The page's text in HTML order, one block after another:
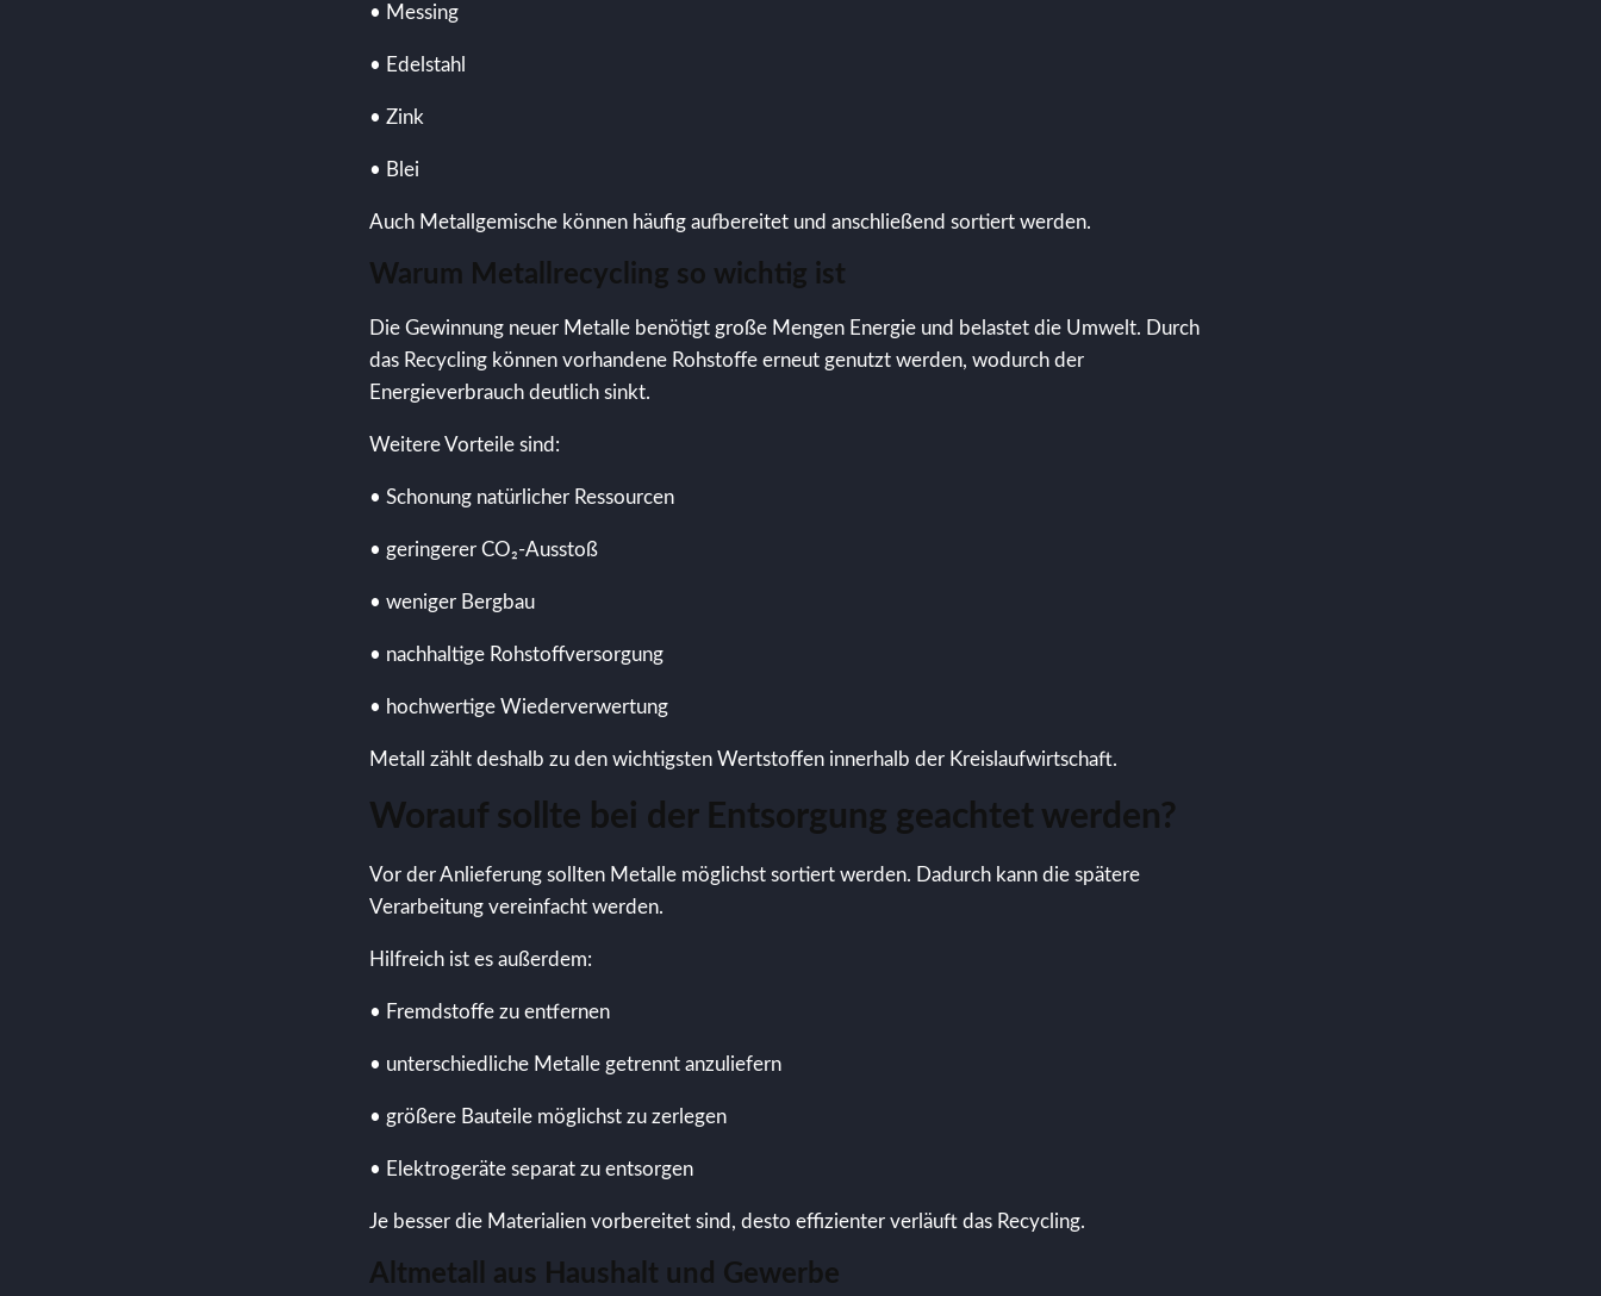
• Messing
• Edelstahl
• Zink
• Blei
Auch Metallgemische können häufig aufbereitet und anschließend sortiert werden.
Warum Metallrecycling so wichtig ist
Die Gewinnung neuer Metalle benötigt große Mengen Energie und belastet die Umwelt. Durch
das Recycling können vorhandene Rohstoffe erneut genutzt werden, wodurch der
Energieverbrauch deutlich sinkt.
Weitere Vorteile sind:
• Schonung natürlicher Ressourcen
• geringerer CO₂-Ausstoß
• weniger Bergbau
• nachhaltige Rohstoffversorgung
• hochwertige Wiederverwertung
Metall zählt deshalb zu den wichtigsten Wertstoffen innerhalb der Kreislaufwirtschaft.
Worauf sollte bei der Entsorgung geachtet werden?
Vor der Anlieferung sollten Metalle möglichst sortiert werden. Dadurch kann die spätere
Verarbeitung vereinfacht werden.
Hilfreich ist es außerdem:
• Fremdstoffe zu entfernen
• unterschiedliche Metalle getrennt anzuliefern
• größere Bauteile möglichst zu zerlegen
• Elektrogeräte separat zu entsorgen
Je besser die Materialien vorbereitet sind, desto effizienter verläuft das Recycling.
Altmetall aus Haushalt und Gewerbe